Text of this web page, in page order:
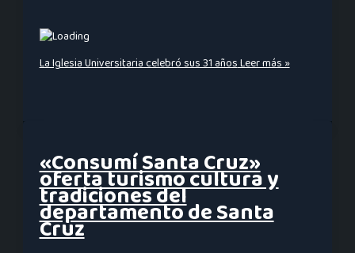
La Iglesia Universitaria celebró sus 31 añosLeer más »
«Consumí Santa Cruz»
oferta turismo cultura y
tradiciones del
departamento de Santa
Cruz